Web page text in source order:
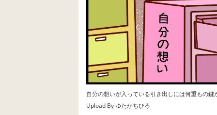
自分の想いが入っている引き出しには何重もの鍵
Upload By ゆたかちひろ